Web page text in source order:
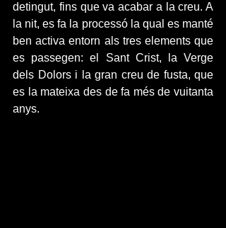
detingut, fins que va acabar a la creu. A
la nit, es fa la processó la qual es manté
ben activa entorn als tres elements que
es passegen: el Sant Crist, la Verge
dels Dolors i la gran creu de fusta, que
es la mateixa des de fa més de vuitanta
anys.